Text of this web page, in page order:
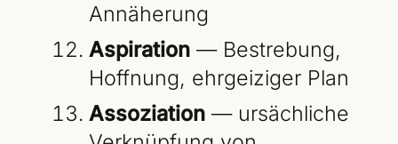
Annäherung
Aspiration— Bestrebung,
Hoffnung, ehrgeiziger Plan
Assoziation— ursächliche